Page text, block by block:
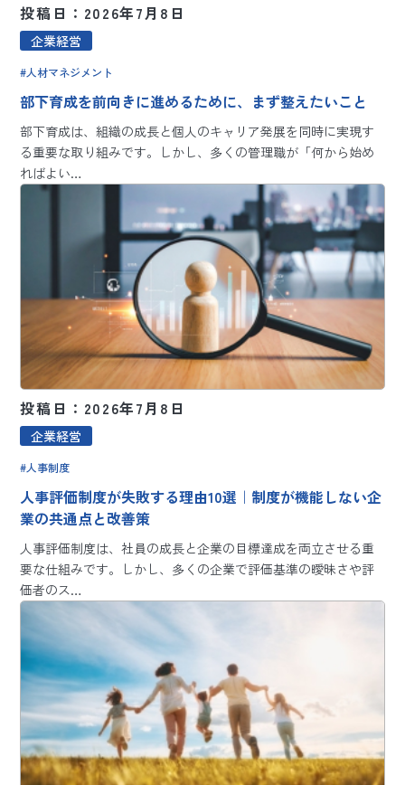
投稿日：2026年7月8日
企業経営
人材マネジメント
部下育成を前向きに進めるために、まず整えたいこと
部下育成は、組織の成長と個人のキャリア発展を同時に実現す
る重要な取り組みです。しかし、多くの管理職が「何から始め
ればよい…
投稿日：2026年7月8日
企業経営
人事制度
人事評価制度が失敗する理由10選｜制度が機能しない企
業の共通点と改善策
人事評価制度は、社員の成長と企業の目標達成を両立させる重
要な仕組みです。しかし、多くの企業で評価基準の曖昧さや評
価者のス…